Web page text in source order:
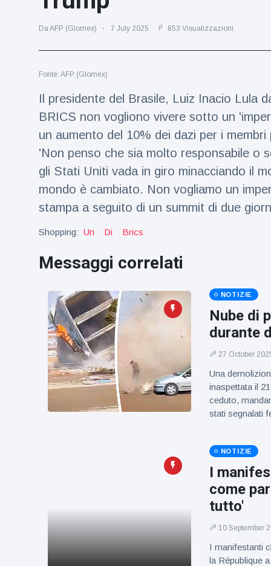
Viaggi e avventura
Ultime notizie
Sprouse e
Palvin
rivelano di
aspettare
una
bambina
Visualizzazioni
Millie Bobby
incoraggia
sua figlia ad
essere
creativa
15 July
71
Visualizzazioni
Hathaway
Holland 'il
figlio dei
Da AFP (Glomex) 7 July 2025 853 Visualizzazioni
Fonte: AFP (Glomex)
Il presidente del Brasile, Luiz Inacio Lula
BRICS non vogliono vivere sotto un
un aumento del 10% dei dazi per i
'Non penso che sia molto responsabile o
gli Stati Uniti vada in giro minacciando il
mondo è cambiato. Non vogliamo un
stampa a seguito di un summit di due
Shopping: Un Di Brics
Messaggi correlati
NOTIZIE
Nube di
durante
27 October
Una
inaspettata il
ceduto,
stati segnalati
NOTIZIE
I
come
tutto'
10 September
I manifestanti
la République